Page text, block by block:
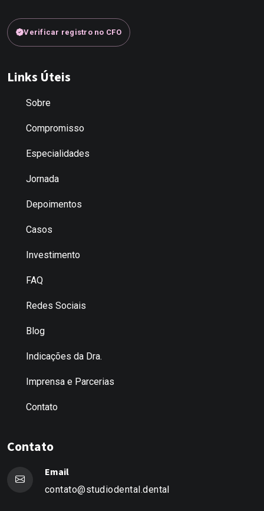
Verificar registro no CFO
Links Úteis
Sobre
Compromisso
Especialidades
Jornada
Depoimentos
Casos
Investimento
FAQ
Redes Sociais
Blog
Indicações da Dra.
Imprensa e Parcerias
Contato
Contato
Email
contato@studiodental.dental